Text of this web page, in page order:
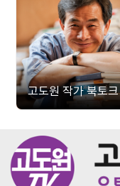
고도원 작가 북토크